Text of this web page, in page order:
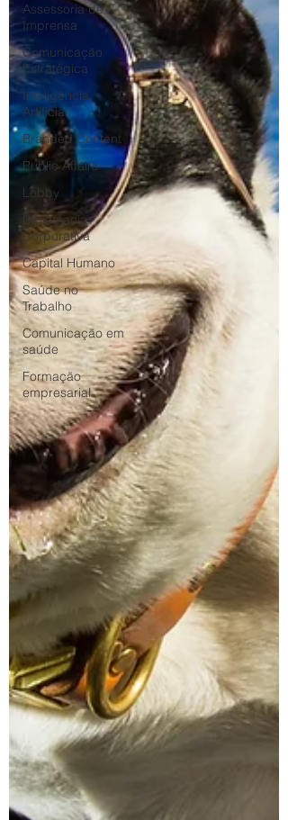
Assessoria de
Imprensa
Comunicação
Estratégica
Inteligência
Artificial
Branded Content
Public Affairs
Lobby
Diplomacia
Corporativa
Capital Humano
Saúde no
Trabalho
Comunicação em
saúde
Formação
empresarial